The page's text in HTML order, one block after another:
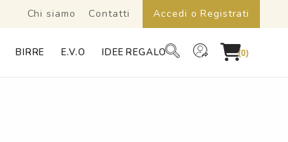
Chi siamo Contatti Accedi o Registrati
BIRRE E.V.O IDEE REGALO (0)